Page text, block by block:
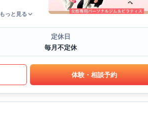
もっと見る
定休日
毎月不定休
体験・相談予約